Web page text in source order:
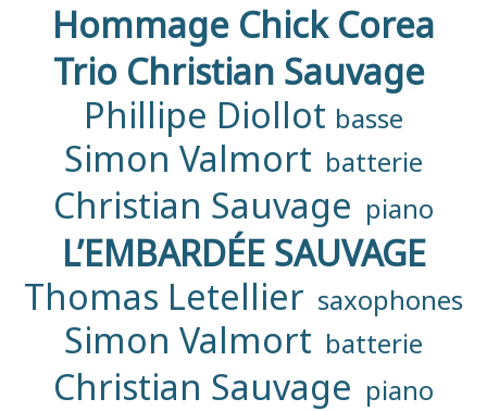
Hommage Chick Corea
Trio Christian Sauvage
Phillipe Diollot basse
Simon Valmort batterie
Christian Sauvage piano
L’EMBARDÉE SAUVAGE
Thomas Letellier saxophones
Simon Valmort batterie
Christian Sauvage piano